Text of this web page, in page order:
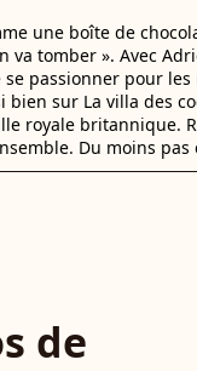
une boîte de
va tomber ». Avec
se passionner pour
sur La villa des
royale britannique.
Du moins pas
de